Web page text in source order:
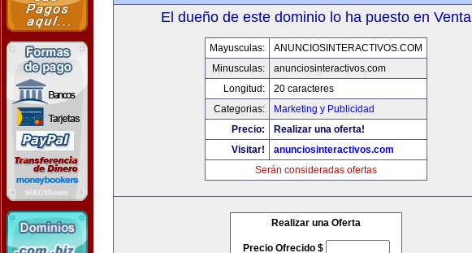
El dueño de este dominio lo ha puesto en Venta
Mayusculas:
ANUNCIOSINTERACTIVOS.COM
Minusculas:
anunciosinteractivos.com
Longitud:
20 caracteres
Categorias:
Marketing y Publicidad
Precio:
Realizar una oferta!
Visitar!
anunciosinteractivos.com
Serán consideradas ofertas
Realizar una Oferta
Precio Ofrecido $